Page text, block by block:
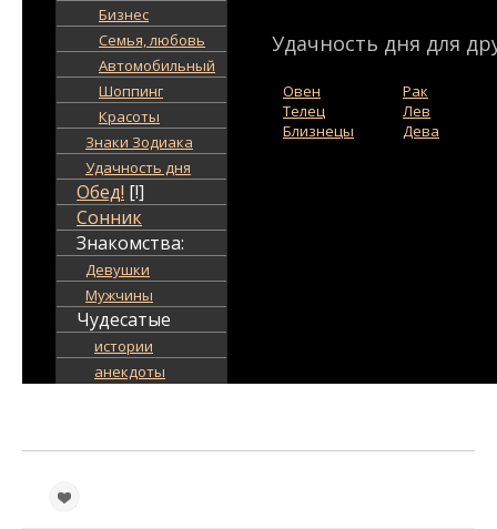
Бизнес
Семья, любовь
Автомобильный
Шоппинг
Красоты
Знаки Зодиака
Удачность дня
Обед! [!]
Сонник
Знакомства:
Девушки
Мужчины
Чудесатые
истории
анекдоты
Удачность дня для
Овен
Телец
Близнецы
Рак
Лев
Дева